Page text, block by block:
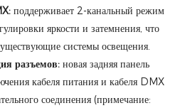
поддерживает 2-канальный режим
яркости и затемнения, что
системы освещения.
разъемов:новая задняя панель
кабеля питания и кабеля DMX
соединения (примечание: